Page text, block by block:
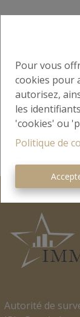
Pour vous
cookies pour
autorisez,
les
'cookies' ou
Politique de
Autorité de